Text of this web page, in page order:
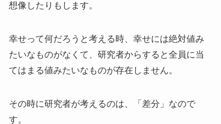
想像したりもします。
幸せって何だろうと考える時、幸せには絶対値み
たいなものがなくて、研究者からすると全員に当
てはまる値みたいなものが存在しません。
その時に研究者が考えるのは、「差分」なので
す。